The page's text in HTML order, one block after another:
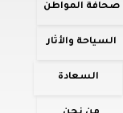
صحافة المواطن
السياحة والأثار
السعادة